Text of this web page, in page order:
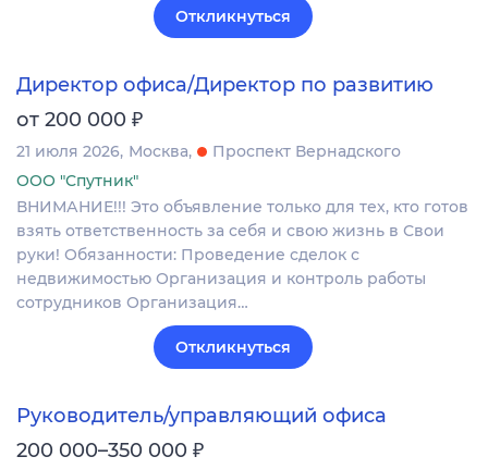
Откликнуться
Директор офиса/Директор по развитию
от 200 000 ₽
21 июля 2026 Москва
Проспект Вернадского
ООО "Спутник"
ВНИМАНИЕ!!! Это объявление только для тех, кто готов
взять ответственность за себя и свою жизнь в Свои
руки! Обязанности: Проведение сделок с
недвижимостью Организация и контроль работы
сотрудников Организация…
Откликнуться
Руководитель/управляющий офиса
200 000–350 000 ₽